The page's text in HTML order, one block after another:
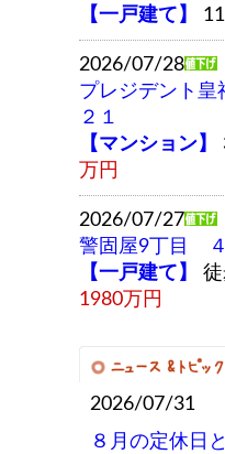
【一戸建て】
2026/07/28
プレジデント
２１
【マンション】
万円
2026/07/27
警固屋9丁目
【一戸建て】
1980万円
2026/07/31
８月の定休日